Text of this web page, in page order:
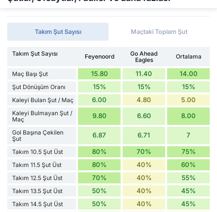
Takım Şut Sayısı Maçtaki Toplam Şut
Takım Şut Sayısı Feyenoord
Go Ahead
Eagles
Ortalama
Maç Başı Şut 15.80 11.40 14.00
Şut Dönüşüm Oranı 15% 15% 15%
Kaleyi Bulan Şut / Maç 6.00 4.80 5.00
Kaleyi Bulmayan Şut /
Maç
9.80 6.60 8.00
Gol Başına Çekilen
Şut
6.87 6.71 7
Takım 10.5 Şut Üst 80% 70% 75%
Takım 11.5 Şut Üst 80% 40% 60%
Takım 12.5 Şut Üst 70% 40% 55%
Takım 13.5 Şut Üst 50% 40% 45%
Takım 14.5 Şut Üst 50% 40% 45%